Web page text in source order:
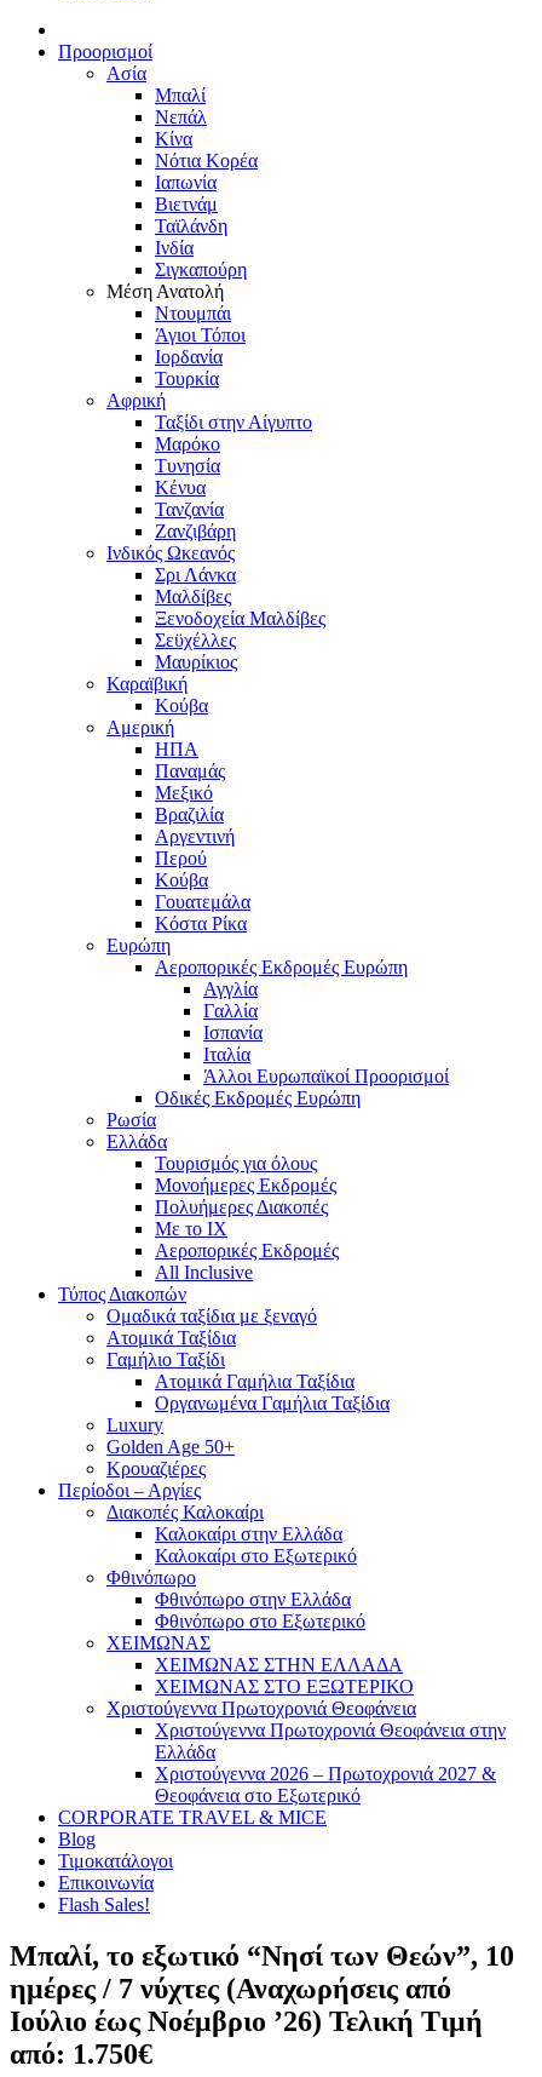
Προορισμοί
Ασία
Μπαλί
Νεπάλ
Κίνα
Νότια Κορέα
Ιαπωνία
Βιετνάμ
Ταϊλάνδη
Ινδία
Σιγκαπούρη
Μέση Ανατολή
Ντουμπάι
Άγιοι Τόποι
Ιορδανία
Τουρκία
Αφρική
Ταξίδι στην Αίγυπτο
Μαρόκο
Τυνησία
Κένυα
Τανζανία
Ζανζιβάρη
Ινδικός Ωκεανός
Σρι Λάνκα
Μαλδίβες
Ξενοδοχεία Μαλδίβες
Σεϋχέλλες
Μαυρίκιος
Καραϊβική
Κούβα
Αμερική
ΗΠΑ
Παναμάς
Μεξικό
Βραζιλία
Αργεντινή
Περού
Κούβα
Γουατεμάλα
Κόστα Ρίκα
Ευρώπη
Αεροπορικές Εκδρομές Ευρώπη
Αγγλία
Γαλλία
Ισπανία
Ιταλία
Άλλοι Ευρωπαϊκοί Προορισμοί
Οδικές Εκδρομές Ευρώπη
Ρωσία
Ελλάδα
Τουρισμός για όλους
Mονοήμερες Εκδρομές
Πολυήμερες Διακοπές
Με το ΙΧ
Αεροπορικές Εκδρομές
All Inclusive
Τύπος Διακοπών
Ομαδικά ταξίδια με ξεναγό
Ατομικά Ταξίδια
Γαμήλιο Ταξίδι
Ατομικά Γαμήλια Ταξίδια
Οργανωμένα Γαμήλια Ταξίδια
Luxury
Golden Age 50+
Κρουαζιέρες
Περίοδοι – Αργίες
Διακοπές Καλοκαίρι
Καλοκαίρι στην Ελλάδα
Καλοκαίρι στο Εξωτερικό
Φθινόπωρο
Φθινόπωρο στην Ελλάδα
Φθινόπωρο στο Εξωτερικό
ΧΕΙΜΩΝΑΣ
ΧΕΙΜΩΝΑΣ ΣΤΗΝ ΕΛΛΑΔΑ
ΧΕΙΜΩΝΑΣ ΣΤΟ ΕΞΩΤΕΡΙΚΟ
Χριστούγεννα Πρωτοχρονιά Θεοφάνεια
Χριστούγεννα Πρωτοχρονιά Θεοφάνεια στην
Ελλάδα
Χριστούγεννα 2026 – Πρωτοχρονιά 2027 &
Θεοφάνεια στο Εξωτερικό
CORPORATE TRAVEL & MICE
Blog
Τιμοκατάλογοι
Επικοινωνία
Flash Sales!
Μπαλί, το εξωτικό “Νησί των Θεών”, 10
ημέρες / 7 νύχτες (Αναχωρήσεις από
Ιούλιο έως Νοέμβριο ’26) Τελική Τιμή
από: 1.750€